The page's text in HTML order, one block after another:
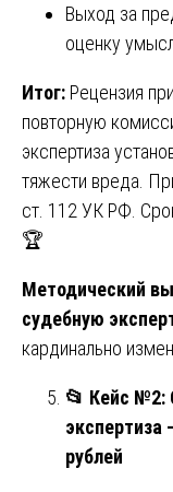
Выход за
оценку
Итог: Рецензия
повторную
экспертиза
тяжести вреда.
ст. 112 УК РФ.
🏆
Методический
судебную
кардинально
📂 Кейс №2:
экспертиза
рублей